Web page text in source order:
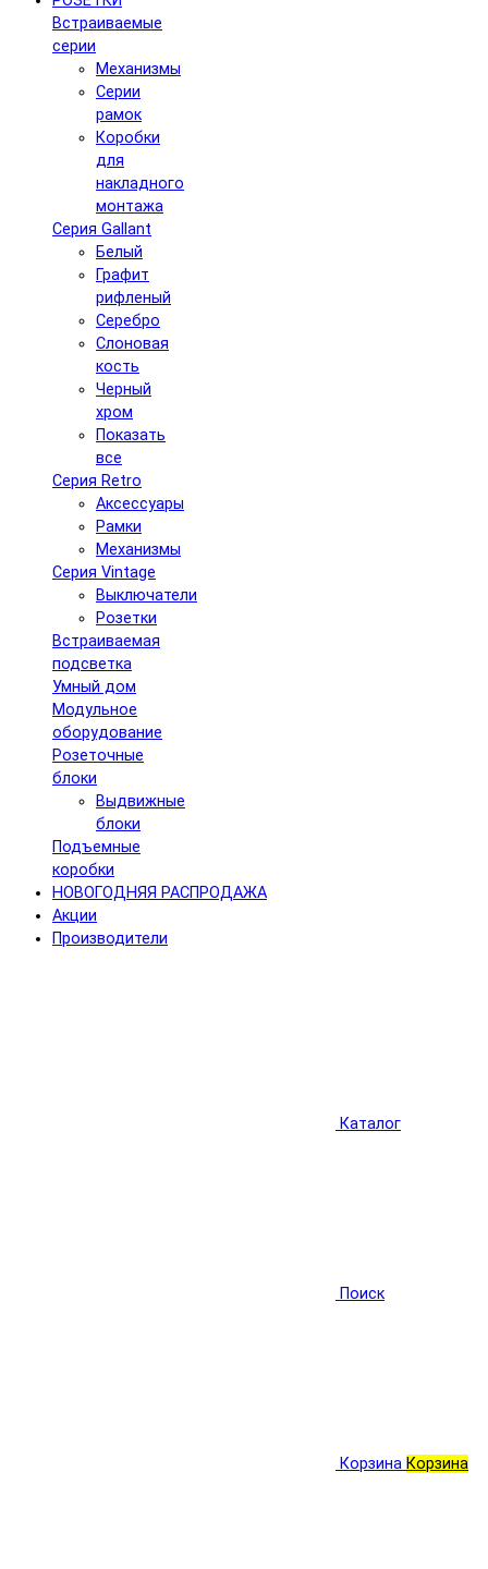
Встраиваемые
серии
Механизмы
Серии
рамок
Коробки
для
накладного
монтажа
Серия Gallant
Белый
Графит
рифленый
Серебро
Слоновая
кость
Черный
хром
Показать
все
Серия Retro
Аксессуары
Рамки
Механизмы
Серия Vintage
Выключатели
Розетки
Встраиваемая
подсветка
Умный дом
Модульное
оборудование
Розеточные
блоки
Выдвижные
блоки
Подъемные
коробки
НОВОГОДНЯЯ РАСПРОДАЖА
Акции
Производители
Каталог
Поиск
Корзина Корзина